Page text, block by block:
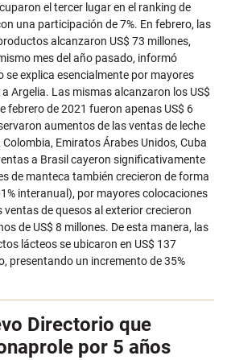
el tercer lugar en el ranking de
una participación de 7%. En febrero, las
alcanzaron US$ 73 millones,
mes del año pasado, informó
se explica esencialmente por mayores
Argelia. Las mismas alcanzaron los US$
febrero de 2021 fueron apenas US$ 6
aumentos de las ventas de leche
Emiratos Árabes Unidos, Cuba
a Brasil cayeron significativamente
de manteca también crecieron de forma
interanual), por mayores colocaciones
ventas de quesos al exterior crecieron
de US$ 8 millones. De esta manera, las
lácteos se ubicaron en US$ 137
presentando un incremento de 35%
Directorio que
por 5 años